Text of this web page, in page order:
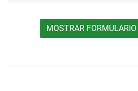
MOSTRAR